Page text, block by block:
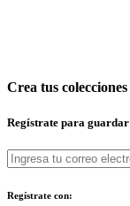
Crea tus colecciones
Regístrate para
Regístrate con: